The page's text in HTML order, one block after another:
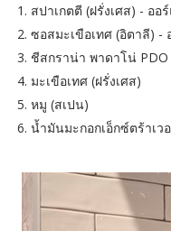
1. สปาเกตตี (ฝรั่งเศส) - ออ
2. ซอสมะเขือเทศ (อิตาลี) -
3. ชีสกราน่า พาดาโน่ PDO
4. มะเขือเทศ (ฝรั่งเศส)
5. หมู (สเปน)
6. น้ำมันมะกอกเอ็กซ์ตร้าเว